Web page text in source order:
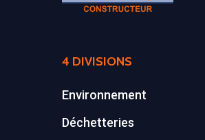
4 DIVISIONS
Environnement
Déchetteries